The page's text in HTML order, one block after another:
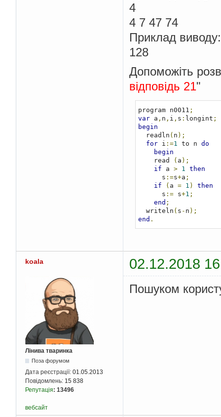
4
4 7 47 74
Приклад виводу:
128
Допоможіть
відповідь 21"
program n0011 ;
var a , n , i , s : longint ;
begin
  readln
( n );
for i :=1 to n do
begin
    read
( a );
if a > 1 then
      s
:=s+a ;
if
( a = 1 )
then
      s
:= s+1 ;
end ;
  writeln
( s - n );
end .
koala 02.12.2018
Лінива тваринка
Поза форумом
Дата реєстрації: 01.05.2013
Повідомлень: 15 838
Репутація: 13496
Пошуком
вебсайт